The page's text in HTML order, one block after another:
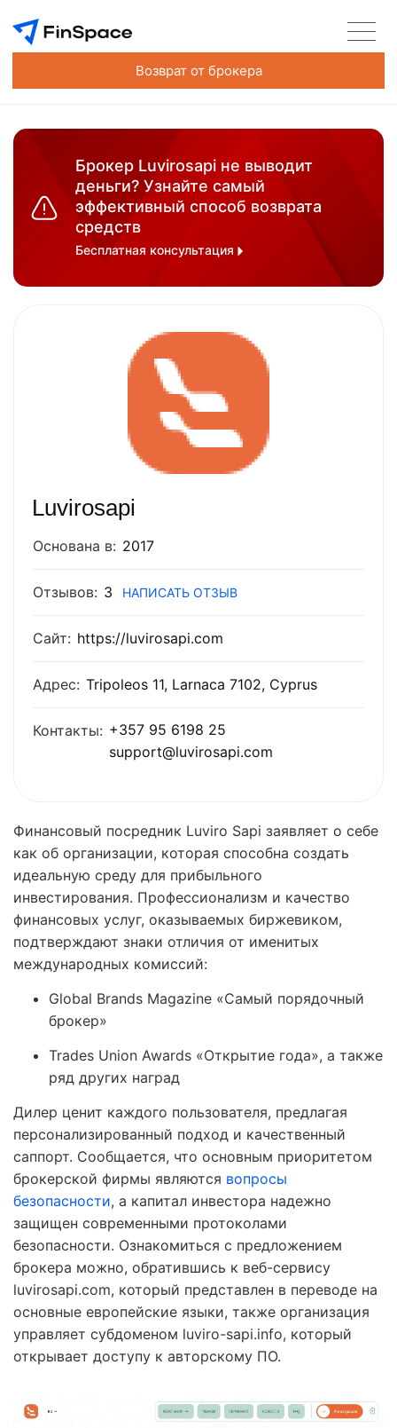
Возврат от брокера
Брокер Luvirosapi не выводит
деньги? Узнайте самый
эффективный способ возврата
средств
Бесплатная консультация
Luvirosapi
Основана в: 2017
Отзывов: 3 НАПИСАТЬ ОТЗЫВ
Сайт: https://luvirosapi.com
Адрес: Tripoleos 11, Larnaca 7102, Cyprus
Контакты: +357 95 6198 25
support@luvirosapi.com
Финансовый посредник Luviro Sapi заявляет о себе
как об организации, которая способна создать
идеальную среду для прибыльного
инвестирования. Профессионализм и качество
финансовых услуг, оказываемых биржевиком,
подтверждают знаки отличия от именитых
международных комиссий:
Global Brands Magazine «Самый порядочный
брокер»
Trades Union Awards «Открытие года», а также
ряд других наград
Дилер ценит каждого пользователя, предлагая
персонализированный подход и качественный
саппорт. Сообщается, что основным приоритетом
брокерской фирмы являются вопросы
безопасности, а капитал инвестора надежно
защищен современными протоколами
безопасности. Ознакомиться с предложением
брокера можно, обратившись к веб-сервису
luvirosapi.com, который представлен в переводе на
основные европейские языки, также организация
управляет субдоменом luviro-sapi.info, который
открывает доступу к авторскому ПО.